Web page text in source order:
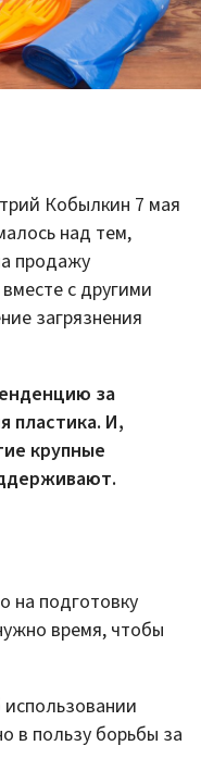
Кобылкин 7 мая
над тем,
продажу
с другими
загрязнения
за
пластика. И,
крупные
на подготовку
время, чтобы
в пользу борьбы за